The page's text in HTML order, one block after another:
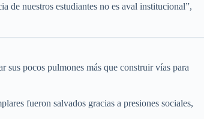
de nuestros estudiantes no es aval institucional”,
sus pocos pulmones más que construir vías para
fueron salvados gracias a presiones sociales,